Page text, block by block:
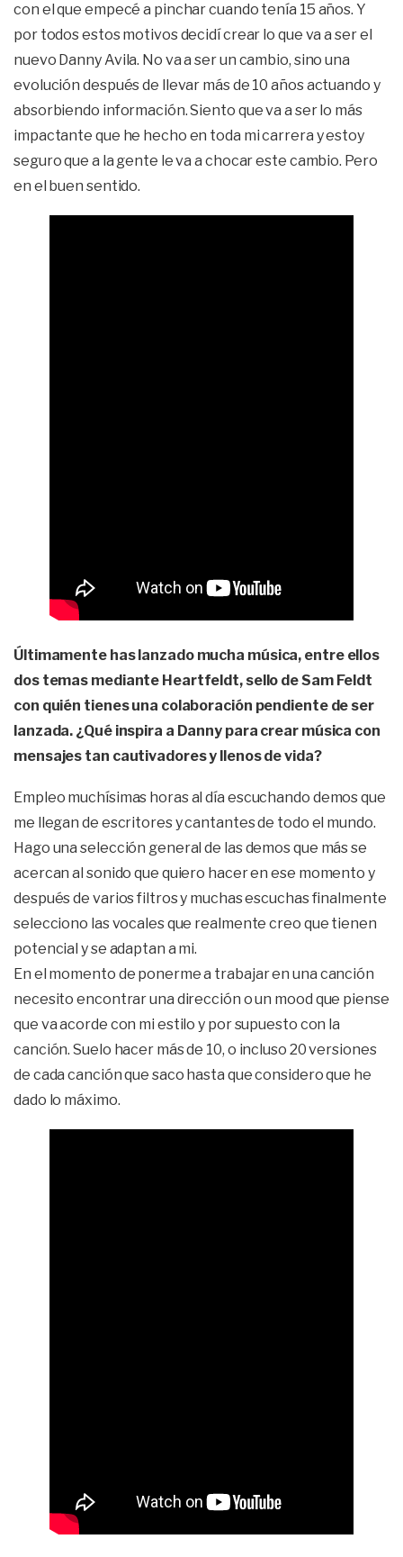
con el que empecé a pinchar cuando tenía 15 años. Y
por todos estos motivos decidí crear lo que va a ser el
nuevo Danny Avila. No va a ser un cambio, sino una
evolución después de llevar más de 10 años actuando y
absorbiendo información. Siento que va a ser lo más
impactante que he hecho en toda mi carrera y estoy
seguro que a la gente le va a chocar este cambio. Pero
en el buen sentido.
Últimamente has lanzado mucha música, entre ellos
dos temas mediante Heartfeldt, sello de Sam Feldt
con quién tienes una colaboración pendiente de ser
lanzada. ¿Qué inspira a Danny para crear música con
mensajes tan cautivadores y llenos de vida?
Empleo muchísimas horas al día escuchando demos que
me llegan de escritores y cantantes de todo el mundo.
Hago una selección general de las demos que más se
acercan al sonido que quiero hacer en ese momento y
después de varios filtros y muchas escuchas finalmente
selecciono las vocales que realmente creo que tienen
potencial y se adaptan a mi.
En el momento de ponerme a trabajar en una canción
necesito encontrar una dirección o un mood que piense
que va acorde con mi estilo y por supuesto con la
canción. Suelo hacer más de 10, o incluso 20 versiones
de cada canción que saco hasta que considero que he
dado lo máximo.